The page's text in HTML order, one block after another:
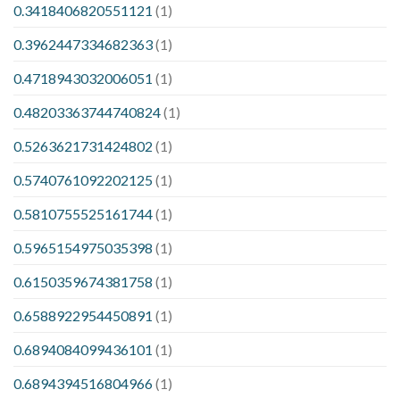
0.3418406820551121 (1)
0.3962447334682363(1)
0.4718943032006051 (1)
0.48203363744740824(1)
0.5263621731424802 (1)
0.5740761092202125(1)
0.5810755525161744(1)
0.5965154975035398 (1)
0.6150359674381758 (1)
0.6588922954450891 (1)
0.6894084099436101 (1)
0.6894394516804966(1)